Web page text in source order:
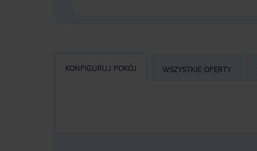
KONFIGURUJ POKÓJ WSZYSTKIE OFERTY